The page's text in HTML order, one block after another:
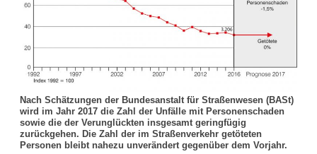
Nach Schätzungen der Bundesanstalt für Straßenwesen (BASt)
wird im Jahr 2017 die Zahl der Unfälle mit Personenschaden
sowie die der Verunglückten insgesamt geringfügig
zurückgehen. Die Zahl der im Straßenverkehr getöteten
Personen bleibt nahezu unverändert gegenüber dem Vorjahr.